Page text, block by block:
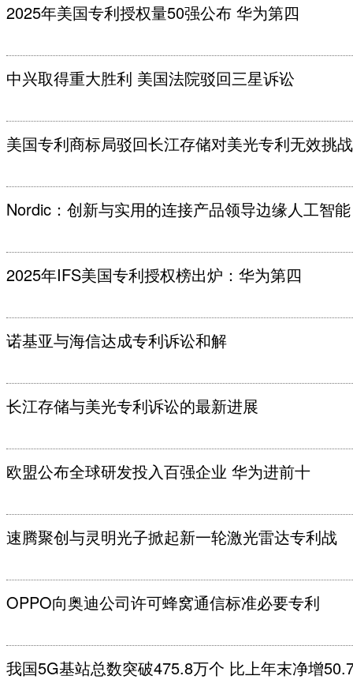
2025年美国专利授权量50强公布 华为第四
中兴取得重大胜利 美国法院驳回三星诉讼
美国专利商标局驳回长江存储对美光专利无效挑
Nordic：创新与实用的连接产品领导边缘人工智能
2025年IFS美国专利授权榜出炉：华为第四
诺基亚与海信达成专利诉讼和解
长江存储与美光专利诉讼的最新进展
欧盟公布全球研发投入百强企业 华为进前十
速腾聚创与灵明光子掀起新一轮激光雷达专利战
OPPO向奥迪公司许可蜂窝通信标准必要专利
我国5G基站总数突破475.8万个 比上年末净增